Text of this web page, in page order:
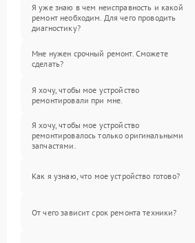
Я уже знаю в чем неисправность и какой
ремонт необходим. Для чего проводить
диагностику?
Мне нужен срочный ремонт. Сможете
сделать?
Я хочу, чтобы мое устройство
ремонтировали при мне.
Я хочу, чтобы мое устройство
ремонтировалось только оригинальными
запчастями.
Как я узнаю, что мое устройство готово?
От чего зависит срок ремонта техники?